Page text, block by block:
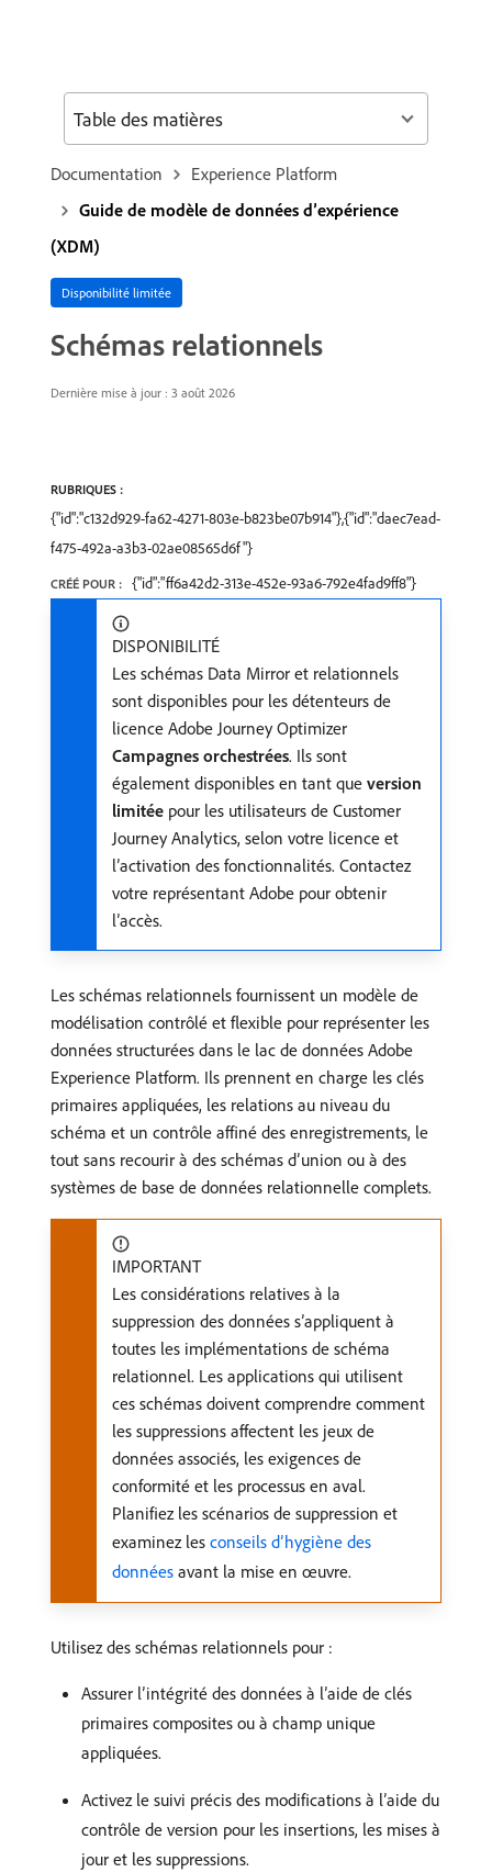
Documentation
Experience Platform
Guide de modèle de données d’expérience
(XDM)
Disponibilité limitée
Schémas relationnels
Dernière mise à jour : 3 août 2026
RUBRIQUES :
{"id":"c132d929-fa62-4271-803e-b823be07b914"},{"id":"daec7ead-
f475-492a-a3b3-02ae08565d6f"}
CRÉÉ POUR : {"id":"ff6a42d2-313e-452e-93a6-792e4fad9ff8"}
DISPONIBILITÉ
Les schémas Data Mirror et relationnels
sont disponibles pour les détenteurs de
licence Adobe Journey Optimizer
Campagnes orchestrées. Ils sont
également disponibles en tant que version
limitée pour les utilisateurs de Customer
Journey Analytics, selon votre licence et
l’activation des fonctionnalités. Contactez
votre représentant Adobe pour obtenir
l’accès.
Les schémas relationnels fournissent un modèle de
modélisation contrôlé et flexible pour représenter les
données structurées dans le lac de données Adobe
Experience Platform. Ils prennent en charge les clés
primaires appliquées, les relations au niveau du
schéma et un contrôle affiné des enregistrements, le
tout sans recourir à des schémas d’union ou à des
systèmes de base de données relationnelle complets.
IMPORTANT
Les considérations relatives à la
suppression des données s’appliquent à
toutes les implémentations de schéma
relationnel. Les applications qui utilisent
ces schémas doivent comprendre comment
les suppressions affectent les jeux de
données associés, les exigences de
conformité et les processus en aval.
Planifiez les scénarios de suppression et
examinez les conseils d’hygiène des
données avant la mise en œuvre.
Utilisez des schémas relationnels pour :
Assurer l’intégrité des données à l’aide de clés
primaires composites ou à champ unique
appliquées.
Activez le suivi précis des modifications à l’aide du
contrôle de version pour les insertions, les mises à
jour et les suppressions.
Table des matières